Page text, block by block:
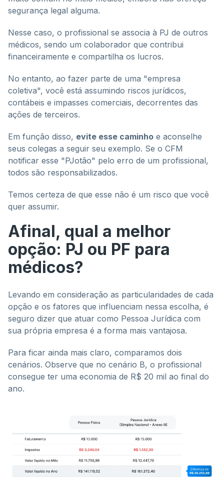
segurança legal alguma.
Nesse caso, o profissional se associa à PJ de outros
médicos, sendo um colaborador que contribui
financeiramente e compartilha os lucros.
No entanto, ao fazer parte de uma "empresa
coletiva", você está assumindo riscos jurídicos,
contábeis e impasses comerciais, decorrentes das
ações de terceiros.
Em função disso, evite esse caminho e aconselhe
seus colegas a seguir seu exemplo. Se o CFM
notificar esse "PJotão" pelo erro de um profissional,
todos são responsabilizados.
Temos certeza de que esse não é um risco que você
quer assumir.
Afinal, qual a melhor
opção: PJ ou PF para
médicos?
Levando em consideração as particularidades de cada
opção e os fatores que influenciam nessa escolha, é
seguro dizer que atuar como Pessoa Jurídica com
sua própria empresa é a forma mais vantajosa.
Para ficar ainda mais claro, comparamos dois
cenários. Observe que no cenário B, o profissional
consegue ter uma economia de R$ 20 mil ao final do
ano.